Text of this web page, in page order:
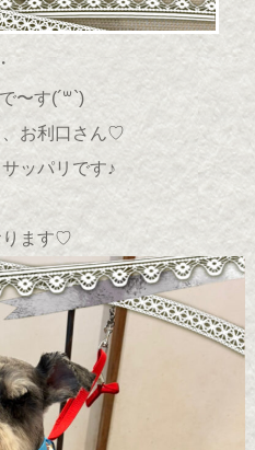
〜す(´꒳`)
、お利口さん♡
ッパリです♪
ります♡